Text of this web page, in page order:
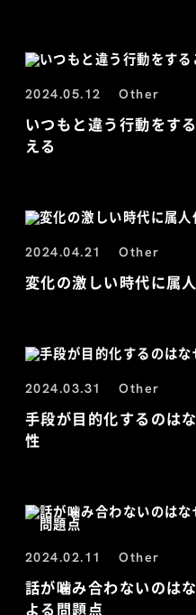
2024.05.12 Other
いつもと違う行動をす
える
2024.04.21 Other
変化の激しい時代に属
2024.03.31 Other
手段が目的化するのは
性
2024.02.11 Other
話が噛み合わないのは
よる問題点